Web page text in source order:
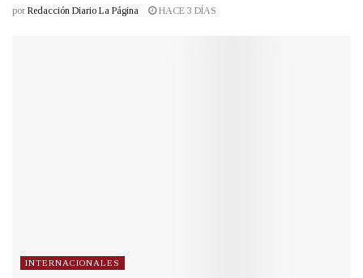
por Redacción Diario La Página HACE 3 DÍAS
INTERNACIONALES